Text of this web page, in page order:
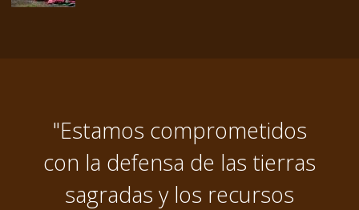
"Estamos comprometidos
con la defensa de las tierras
sagradas y los recursos